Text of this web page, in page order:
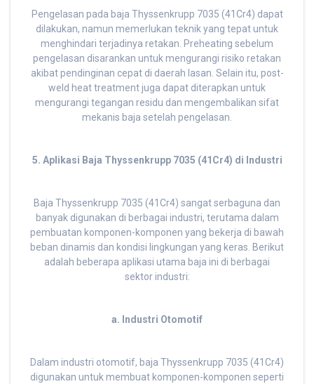
Pengelasan pada baja Thyssenkrupp 7035 (41Cr4) dapat
dilakukan, namun memerlukan teknik yang tepat untuk
menghindari terjadinya retakan. Preheating sebelum
pengelasan disarankan untuk mengurangi risiko retakan
akibat pendinginan cepat di daerah lasan. Selain itu, post-
weld heat treatment juga dapat diterapkan untuk
mengurangi tegangan residu dan mengembalikan sifat
mekanis baja setelah pengelasan.
5. Aplikasi Baja Thyssenkrupp 7035 (41Cr4) di Industri
Baja Thyssenkrupp 7035 (41Cr4) sangat serbaguna dan
banyak digunakan di berbagai industri, terutama dalam
pembuatan komponen-komponen yang bekerja di bawah
beban dinamis dan kondisi lingkungan yang keras. Berikut
adalah beberapa aplikasi utama baja ini di berbagai
sektor industri:
a. Industri Otomotif
Dalam industri otomotif, baja Thyssenkrupp 7035 (41Cr4)
digunakan untuk membuat komponen-komponen seperti